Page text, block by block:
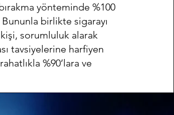
yönteminde %100
birlikte sigarayı
sorumluluk alarak
tavsiyelerine harfiyen
%90’lara ve